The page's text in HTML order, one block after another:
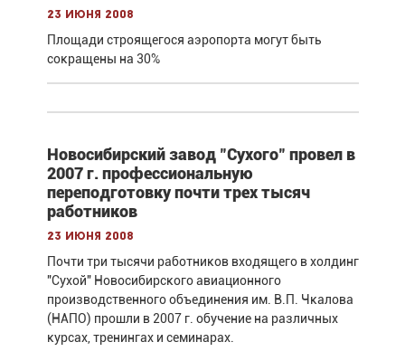
23 июня 2008
Площади строящегося аэропорта могут быть
сокращены на 30%
Новосибирский завод "Сухого" провел в
2007 г. профессиональную
переподготовку почти трех тысяч
работников
23 июня 2008
Почти три тысячи работников входящего в холдинг
"Сухой" Новосибирского авиационного
производственного объединения им. В.П. Чкалова
(НАПО) прошли в 2007 г. обучение на различных
курсах, тренингах и семинарах.